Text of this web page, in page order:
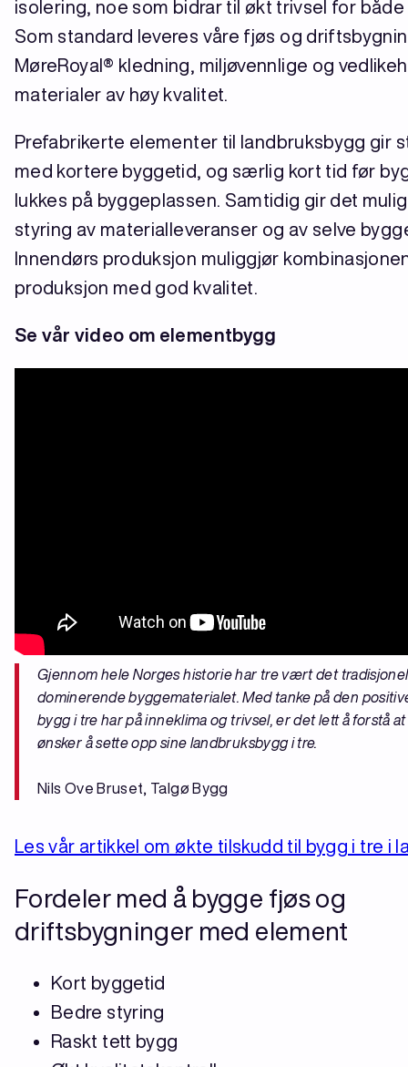
isolering, noe som bidrar til økt trivsel for både
Som standard leveres våre fjøs og
MøreRoyal® kledning, miljøvennlige og
materialer av høy kvalitet.
Prefabrikerte elementer til landbruksbygg gir
med kortere byggetid, og særlig kort tid før
lukkes på byggeplassen. Samtidig gir det
styring av materialleveranser og av selve
Innendørs produksjon muliggjør
produksjon med god kvalitet.
Se vår video om elementbygg
Gjennom hele Norges historie har tre vært det
dominerende byggematerialet. Med tanke på den
bygg i tre har på inneklima og trivsel, er det lett å forstå
ønsker å sette opp sine landbruksbygg i tre.
Nils Ove Bruset, Talgø Bygg
Les vår artikkel om økte tilskudd til bygg i tre i
Fordeler med å bygge fjøs og
driftsbygninger med element
Kort byggetid
Bedre styring
Raskt tett bygg